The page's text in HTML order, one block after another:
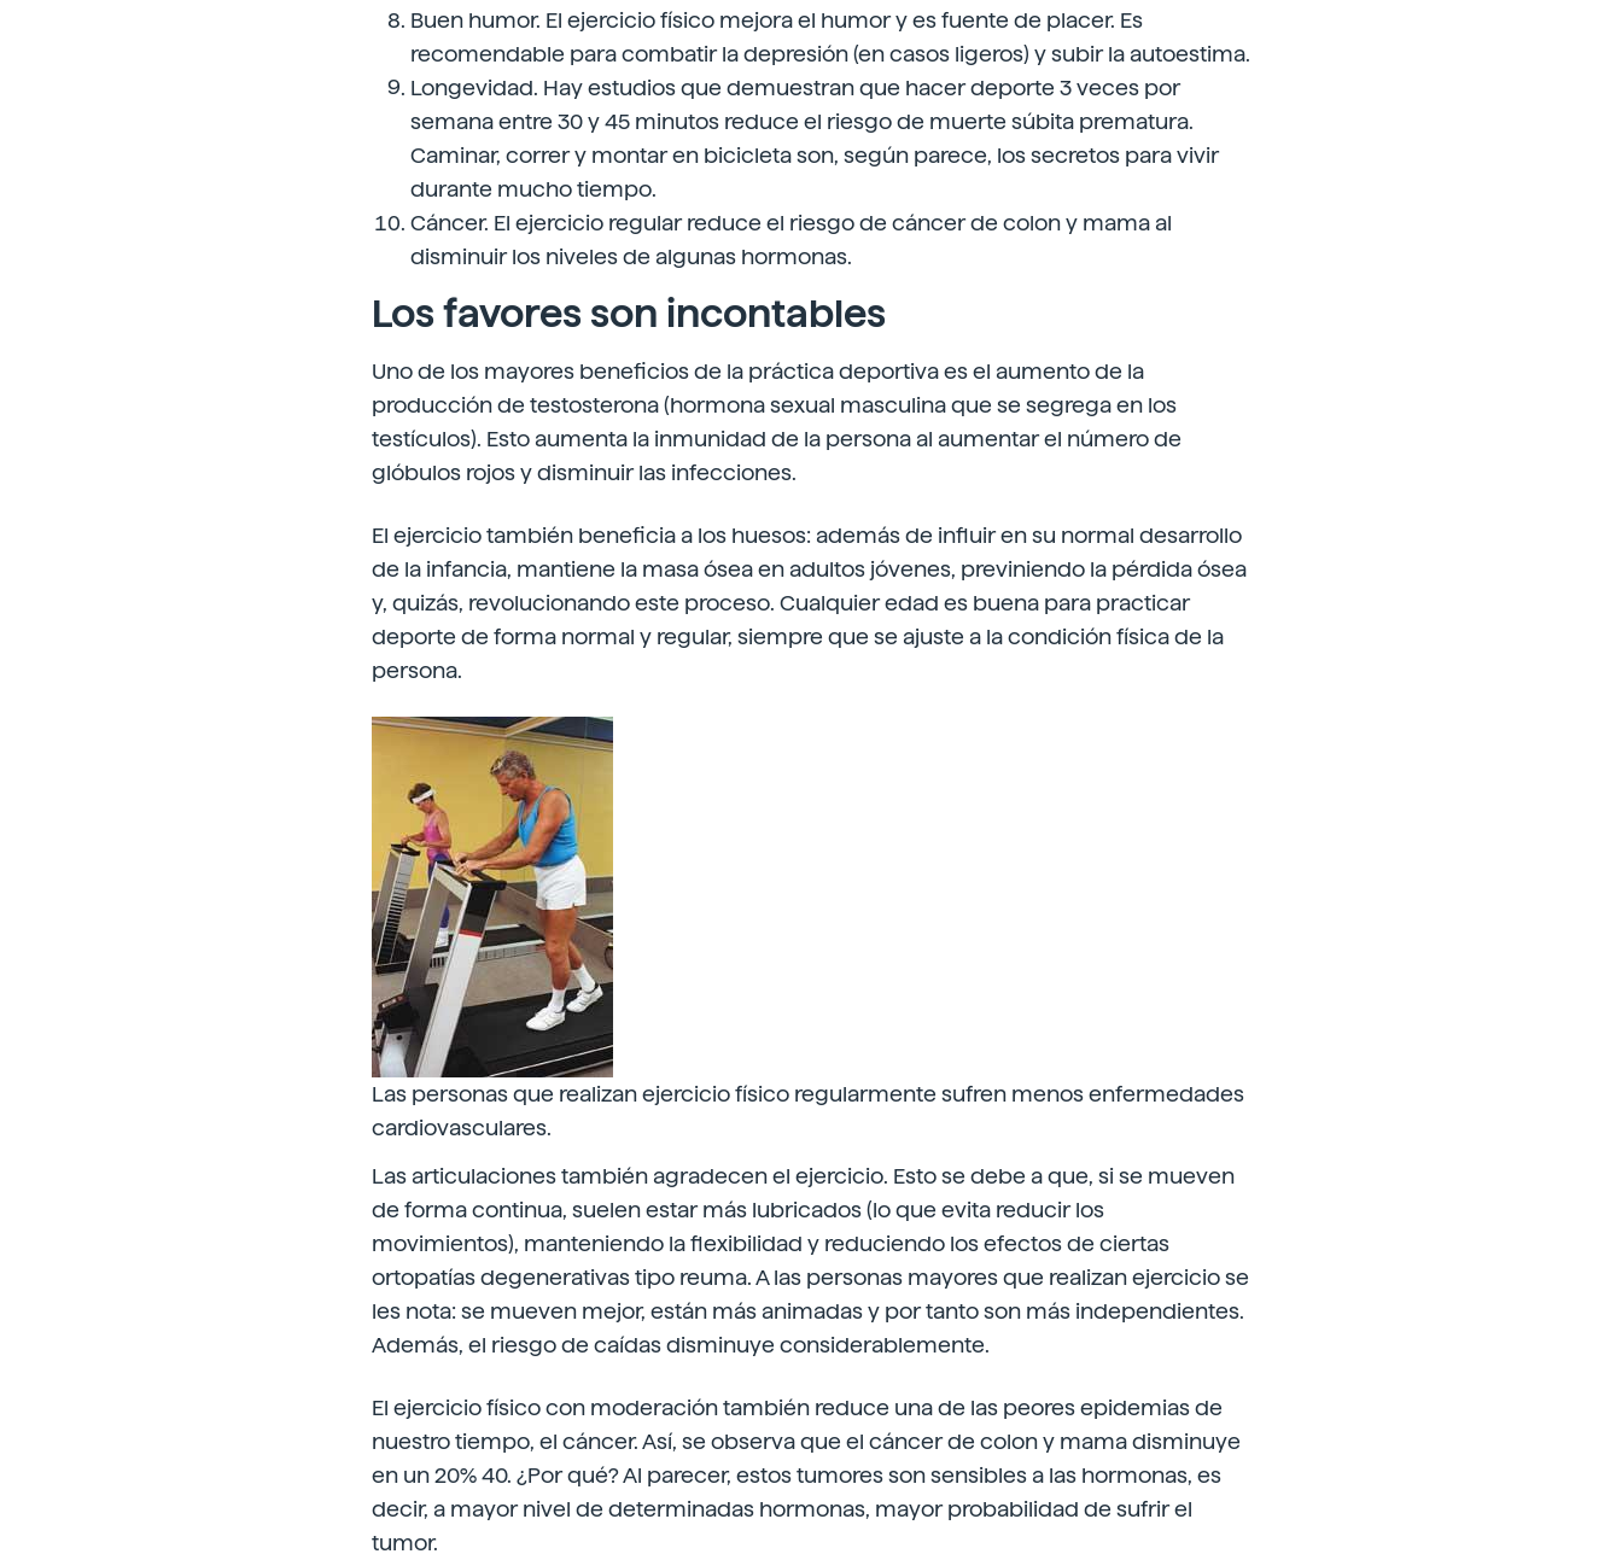
Buen humor. El ejercicio físico mejora el humor y es fuente de placer. Es
recomendable para combatir la depresión (en casos ligeros) y subir la autoestima.
Longevidad. Hay estudios que demuestran que hacer deporte 3 veces por
semana entre 30 y 45 minutos reduce el riesgo de muerte súbita prematura.
Caminar, correr y montar en bicicleta son, según parece, los secretos para vivir
durante mucho tiempo.
Cáncer. El ejercicio regular reduce el riesgo de cáncer de colon y mama al
disminuir los niveles de algunas hormonas.
Los favores son incontables
Uno de los mayores beneficios de la práctica deportiva es el aumento de la
producción de testosterona (hormona sexual masculina que se segrega en los
testículos). Esto aumenta la inmunidad de la persona al aumentar el número de
glóbulos rojos y disminuir las infecciones.
El ejercicio también beneficia a los huesos: además de influir en su normal desarrollo
de la infancia, mantiene la masa ósea en adultos jóvenes, previniendo la pérdida ósea
y, quizás, revolucionando este proceso. Cualquier edad es buena para practicar
deporte de forma normal y regular, siempre que se ajuste a la condición física de la
persona.
Las personas que realizan ejercicio físico regularmente sufren menos enfermedades
cardiovasculares.
Las articulaciones también agradecen el ejercicio. Esto se debe a que, si se mueven
de forma continua, suelen estar más lubricados (lo que evita reducir los
movimientos), manteniendo la flexibilidad y reduciendo los efectos de ciertas
ortopatías degenerativas tipo reuma. A las personas mayores que realizan ejercicio se
les nota: se mueven mejor, están más animadas y por tanto son más independientes.
Además, el riesgo de caídas disminuye considerablemente.
El ejercicio físico con moderación también reduce una de las peores epidemias de
nuestro tiempo, el cáncer. Así, se observa que el cáncer de colon y mama disminuye
en un 20% 40. ¿Por qué? Al parecer, estos tumores son sensibles a las hormonas, es
decir, a mayor nivel de determinadas hormonas, mayor probabilidad de sufrir el
tumor.